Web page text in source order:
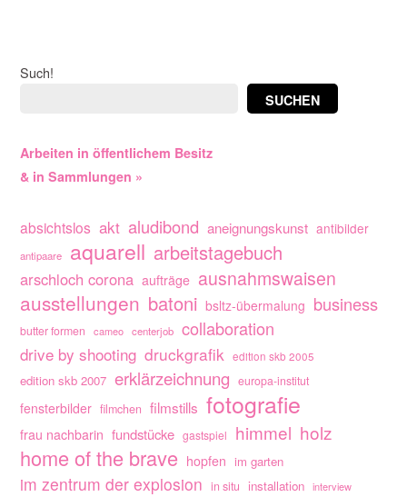
Such!
SUCHEN
Arbeiten in öffentlichem Besitz
& in Sammlungen »
absichtslos akt aludibond aneignungskunst antibilder
antipaare aquarell arbeitstagebuch
arschloch corona aufträge ausnahmswaisen
ausstellungen batoni bsltz-übermalung business
butter formen cameo centerjob collaboration
drive by shooting druckgrafik edition skb 2005
edition skb 2007 erklärzeichnung europa-institut
fensterbilder filmchen filmstills fotografie
frau nachbarin fundstücke gastspiel himmel holz
home of the brave hopfen im garten
im zentrum der explosion in situ installation interview